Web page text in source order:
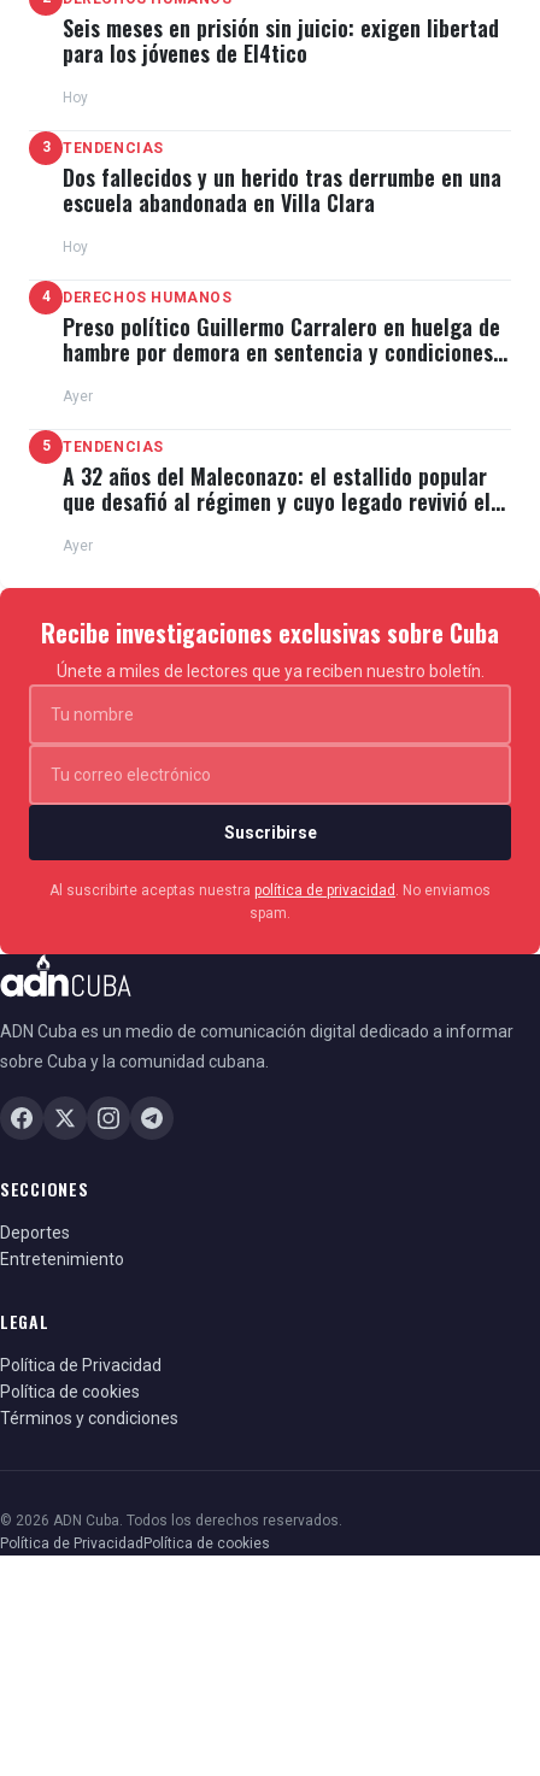
Seis meses en prisión sin juicio: exigen libertad
para los jóvenes de El4tico
Hoy
3 TENDENCIAS
Dos fallecidos y un herido tras derrumbe en una
escuela abandonada en Villa Clara
Hoy
4 DERECHOS HUMANOS
Preso político Guillermo Carralero en huelga de
hambre por demora en sentencia y condiciones
Ayer
5 TENDENCIAS
A 32 años del Maleconazo: el estallido popular
que desafió al régimen y cuyo legado revivió el
Ayer
Recibe investigaciones exclusivas sobre Cuba
Únete a miles de lectores que ya reciben nuestro boletín.
Suscribirse
Al suscribirte aceptas nuestra política de privacidad
. No enviamos
spam.
ADN Cuba es un medio de comunicación digital dedicado a informar
sobre Cuba y la comunidad cubana.
SECCIONES
Deportes
Entretenimiento
LEGAL
Política de Privacidad
Política de cookies
Términos y condiciones
© 2026 ADN Cuba. Todos los derechos reservados.
Política de Privacidad Política de cookies